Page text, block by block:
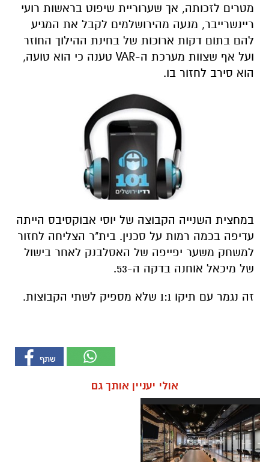
מטרים לזכותה, אך שערוריית שיפוט בראשות רועי
ריינשרייבר, מנעה מהירושלמים לקבל את המגיע
להם בתום דקות ארוכות של בחינת ההילוך החוזר
ועל אף שצוות מערכת ה-VAR טענה כי הוא טועה,
הוא סירב לחזור בו.
במחצית השנייה הקבוצה של יוסי אבוקסיבס הייתה
עדיפה בכמה רמות על סכנין. בית"ר הצליחה לחזור
למשחק משער יפייפה של האסלבנק לאחר בישול
של מיכאל אוחנה בדקה ה-53.
זה נגמר עם תיקו 1:1 שלא מספיק לשתי הקבוצות.
אולי יעניין אותך גם